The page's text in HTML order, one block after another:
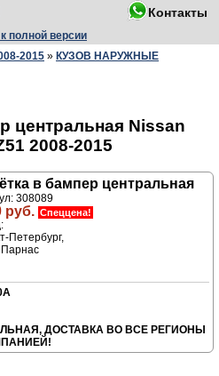
Контакты
полной версии
2015 » КУЗОВ НАРУЖНЫЕ
центральная Nissan
2008-2015
в бампер центральная
308089
руб. Спеццена!
Петербург,
ДОСТАВКА ВО ВСЕ РЕГИОНЫ